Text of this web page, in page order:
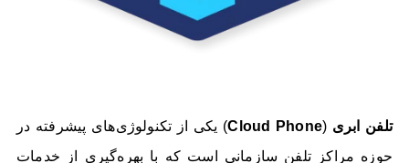
تلفن ابری (
Cloud Phone
) یکی از تکنولوژی‌های پیشرفته در
حوزه مراکز تلفن سازمانی است که با بهره‌گیری از خدمات